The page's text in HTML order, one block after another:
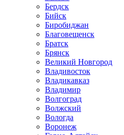
Бердск
Бийск
Биробиджан
Благовещенск
Братск
Брянск
Великий Новгород
Владивосток
Владикавказ
Владимир
Волгоград
Волжский
Вологда
Воронеж